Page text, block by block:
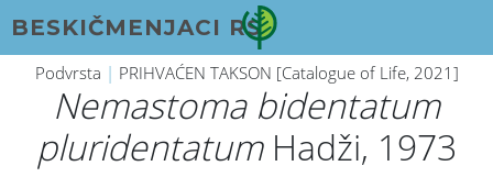
BESKIČMENJACI RS
Podvrsta | PRIHVAĆEN TAKSON [Catalogue of Life, 2021]
Nemastoma bidentatum
pluridentatumHadži, 1973